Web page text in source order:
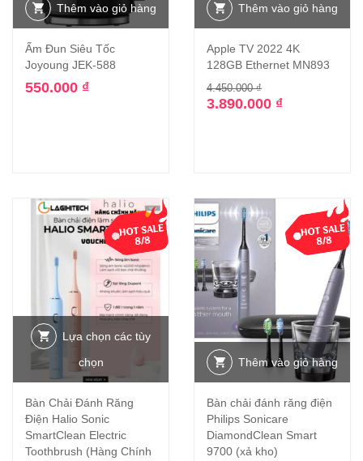
Thêm vào giỏ hàng
Ấm Đun Siêu Tốc
Joyoung JEK-588
550.000 ₫
Thêm vào giỏ hàng
Apple TV 2022 4K
128GB Ethernet MN893
4.450.000₫
3.890.000 ₫
-40%
Lựa chọn các tùy
chọn
Bàn Chải Đánh Răng
Điện Halio Sonic
SmartClean Electric
Toothbrush (Hàng Chính
Thêm vào giỏ hàng
Bàn chải đánh răng điện
Philips Sonicare
DiamondClean Smart
9700 (xả kho)